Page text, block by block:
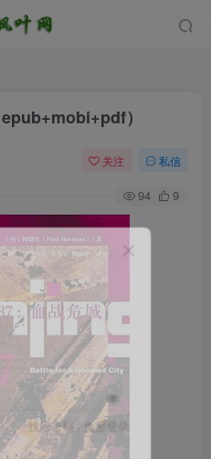
）
关注 私信
94 9
找回密码 |免密登录